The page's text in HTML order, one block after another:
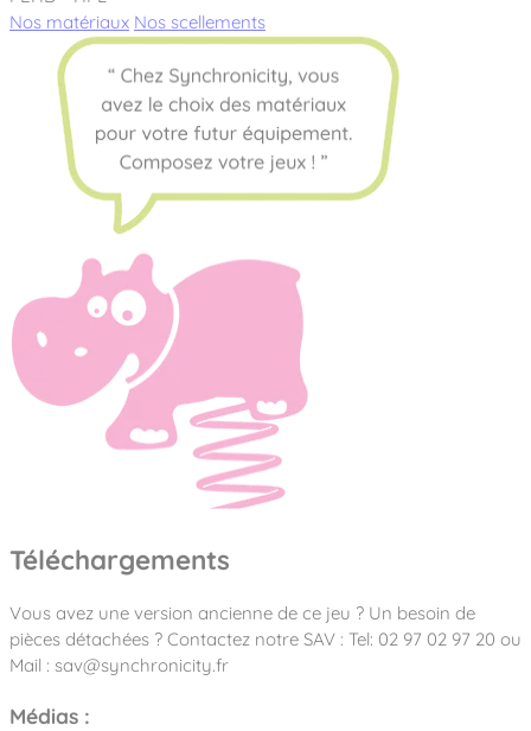
Nos matériaux Nos scellements
Téléchargements
Vous avez une version ancienne de ce jeu ? Un besoin de
pièces détachées ? Contactez notre SAV : Tel: 02 97 02 97 20 ou
Mail : sav@synchronicity.fr
Médias :